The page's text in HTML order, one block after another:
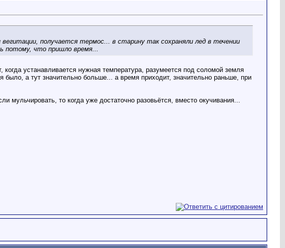
получается термос... в старину так сохраняли лед в течении
что пришло время...
устанавливается нужная температура, разумеется под соломой земля
а тут значительно больше... а время приходит, значительно раньше, при
мульчировать, то когда уже достаточно разовьётся, вместо окучивания...